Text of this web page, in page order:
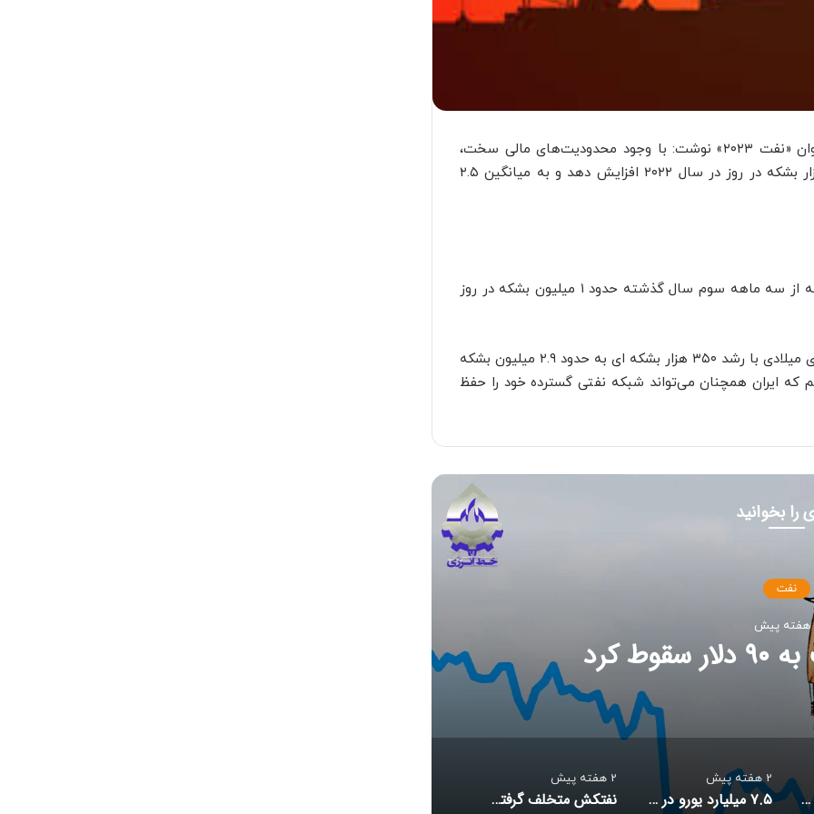
آژانس بین‌المللی انرژی در گزارش جدید خود با عنوان «نفت ۲۰۲۳» نوشت: با وجود محدودیت‌های مالی سخت،
ایران موفق شد تولید نفت خام خود را حدود ۱۴۰ هزار بشکه در روز در سال ۲۰۲۲ افزایش دهد و به میانگین ۲.۵
به نظر می‌رسد تهران فروش سریع نفت به چین را که از سه ماهه سوم سال گذشته حدود ۱ میلیون بشکه در روز
صادرات بیشتر، تولید نفت ایران را از ابتدای سال جاری میلادی با رشد ۳۵۰ هزار بشکه ای به حدود ۲.۹ میلیون بشکه
بر این باوریم که ایران همچنان می‌تواند شبکه نفتی گسترده خود را حفظ
را بخوانید
نفت
کرد
قیمت نفت برنت به ۹۰ دلار سقوط کرد
2 هفته پیش
۷.۵ میلیارد یورو در پرونده تراستی‌ها به بیت المال بازگشت
2 هفته پیش
نفتکش متخلف گرفتار مین شد